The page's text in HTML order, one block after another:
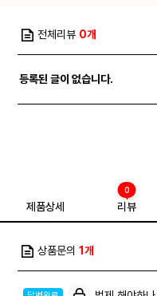
전체리뷰 0개
등록된 글이 없습니다.
제품상세 리뷰
0
상품문의1개